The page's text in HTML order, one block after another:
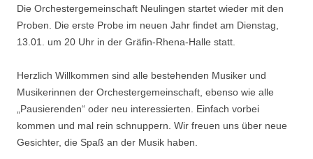
Die Orchestergemeinschaft Neulingen startet wieder mit den
Proben. Die erste Probe im neuen Jahr findet am Dienstag,
13.01. um 20 Uhr in der Gräfin-Rhena-Halle statt.
Herzlich Willkommen sind alle bestehenden Musiker und
Musikerinnen der Orchestergemeinschaft, ebenso wie alle
„Pausierenden“ oder neu interessierten. Einfach vorbei
kommen und mal rein schnuppern. Wir freuen uns über neue
Gesichter, die Spaß an der Musik haben.